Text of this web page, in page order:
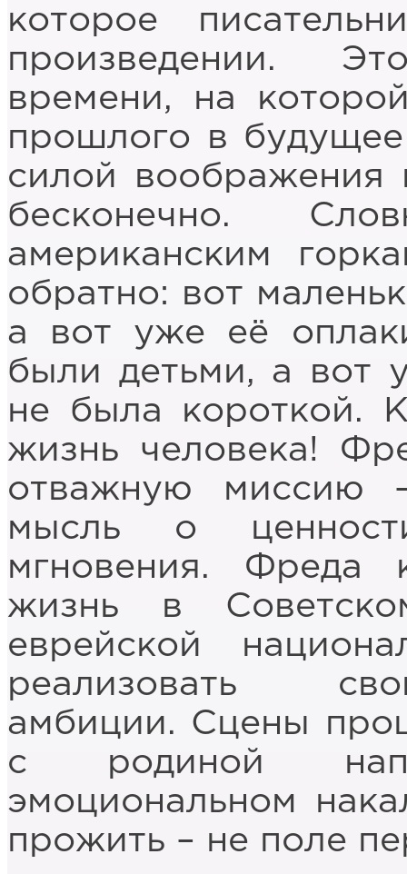
которое
произведении.
времени, на
прошлого в
силой воображения
бесконечно.
американским
обратно: вот
а вот уже её
были детьми, а вот
не была короткой.
жизнь человека!
отважную миссию
мысль о
мгновения. Фреда
жизнь в
еврейской
реализовать
амбиции. Сцены
с родиной
эмоциональном
прожить – не поле